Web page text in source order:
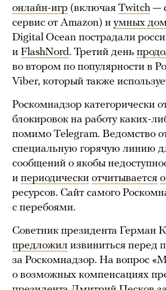
онлайн-игр (включая Twitch —
сервис от Amazon) и умных
Digital Ocean пострадали
и FlashNord. Третий день
во втором по популярности в
Viber, который также
Роскомнадзор категорически
блокировок на работу каких-
помимо Telegram. Ведомство
специальную горячую линию
сообщений о якобы
и периодически отчитывается
ресурсов. Сайт самого
с перебоями.
Советник президента Герман
предложил извиниться перед
за Роскомнадзор. На вопрос
о возможных компенсациях